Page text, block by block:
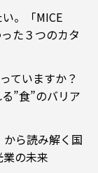
。「MICE
た３つのカタ
ていますか？
”食”のバリア
ら読み解く国
の未来